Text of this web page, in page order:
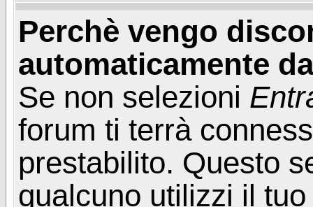
Perchè vengo
automaticamente
Se non selezioni
forum ti terrà
prestabilito. Questo
qualcuno utilizzi il